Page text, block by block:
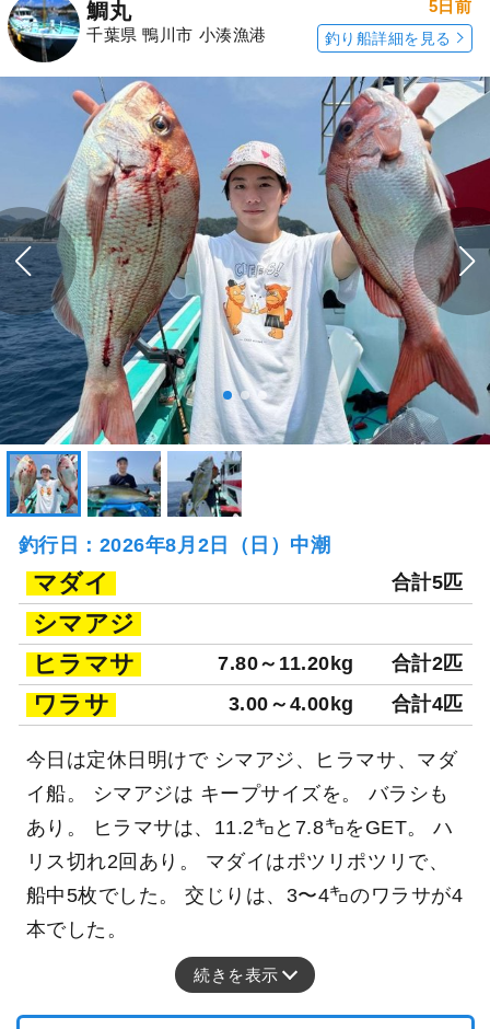
鯛丸
千葉県 鴨川市 小湊漁港
5日前
釣り船詳細を見る
釣行日：2026年8月2日（日）中潮
マダイ 合計5匹
シマアジ
ヒラマサ
7.80～11.20kg 合計2匹
ワラサ 3.00～4.00kg 合計4匹
今日は定休日明けで シマアジ、ヒラマサ、マダ
イ船。 シマアジは キープサイズを。 バラシも
あり。 ヒラマサは、11.2㌔と7.8㌔をGET。 ハ
リス切れ2回あり。 マダイはポツリポツリで、
船中5枚でした。 交じりは、3〜4㌔のワラサが4
本でした。
続きを表示